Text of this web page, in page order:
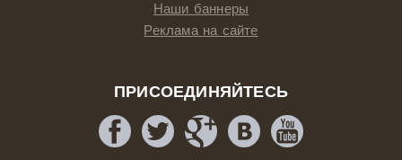
Наши баннеры
Реклама на сайте
ПРИСОЕДИНЯЙТЕСЬ